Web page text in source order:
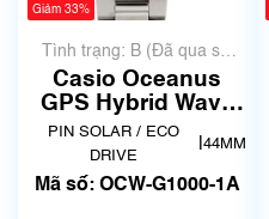
Giảm 33%
Tình trạng: B (Đã qua sử
dụng, hàng đẹp, có chút
xước dăm)
Casio Oceanus
GPS Hybrid Wave
Ceptor Titanium
OCW-G1000-1A
PIN SOLAR / ECO
DRIVE
44MM
Mã số: OCW-G1000-1A